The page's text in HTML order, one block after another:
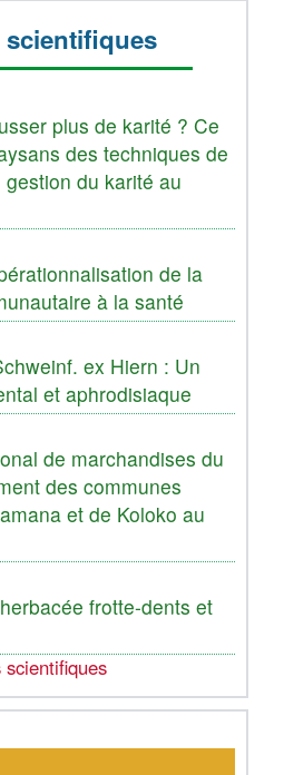
plus de karité ? Ce
des techniques de
du karité au
de la
à la santé
ex Hiern : Un
et aphrodisiaque
de marchandises du
des communes
et de Koloko au
frotte-dents et